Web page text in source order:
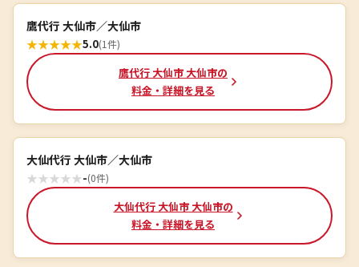
鷹代行 大仙市／大仙市
★★★★★5.0(1件)
鷹代行 大仙市 大仙市の
料金・詳細を見る
大仙代行 大仙市／大仙市
★★★★★-(0件)
大仙代行 大仙市 大仙市の
料金・詳細を見る